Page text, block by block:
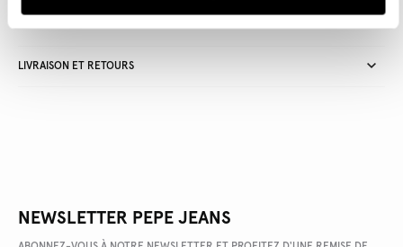
LIVRAISON ET RETOURS
NEWSLETTER PEPE JEANS